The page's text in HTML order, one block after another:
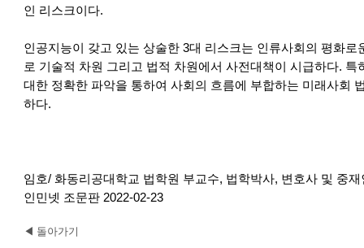
인 리스크이다.
인공지능이 갖고 있는 상술한 3대 리스크는 인류사회의 평화
로 기술적 차원 그리고 법적 차원에서 사전대책이 시급하다.
대한 정확한 파악을 통하여 사회의 흐름에 부합하는 미래사회
하다.
임호/ 화동리공대학교 법학원 부교수, 법학박사, 변호사 및 중재
인민넷 조문판 2022-02-23
◀ 돌아가기